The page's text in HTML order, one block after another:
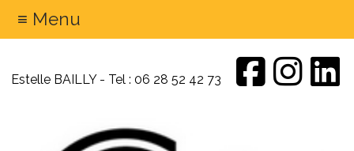
Estelle BAILLY - Tel : 06 28 52 42 73
≡ Menu